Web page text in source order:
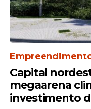
Capital
megaarena
investimento